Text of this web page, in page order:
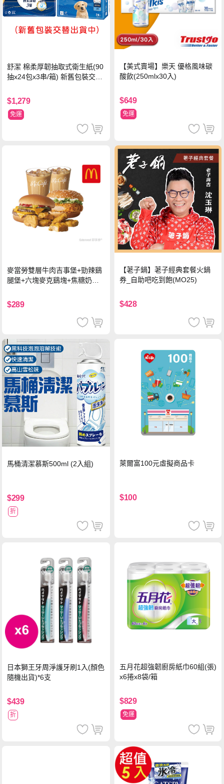
舒潔 棉柔厚韌抽取式衛生紙(90
抽x24包x3串/箱) 新舊包裝交替
$1,279
免運
【美式賣場】樂天 優格風味碳
酸飲(250mlx30入)
$649
免運
麥當勞雙層牛肉吉事堡+勁辣鷄
腿堡+六塊麥克鷄塊+焦糖奶茶
$289
【荖子鍋】荖子經典套餐火鍋
券_自助吧吃到飽(MO25)
$428
馬桶清潔慕斯500ml (2入組)
$299
折
萊爾富100元虛擬商品卡
$100
日本獅王牙周淨護牙刷1入(顏色
隨機出貨)*6支
$439
折
五月花超強韌廚房紙巾60組(張)
x6捲x8袋/箱
$829
免運